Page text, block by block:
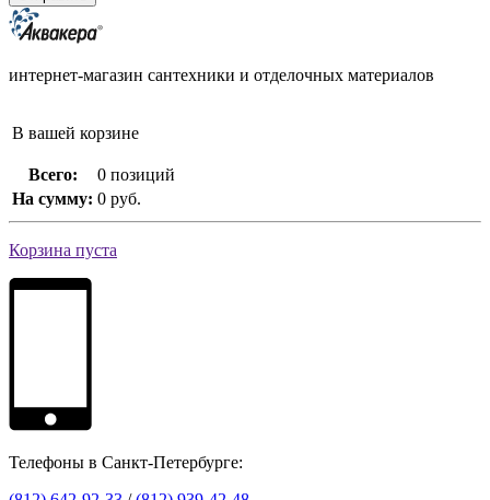
интернет-магазин сантехники и отделочных материалов
В вашей корзине
Всего:
0 позиций
На сумму: 0 руб.
Корзина пуста
Телефоны в Санкт-Петербурге: